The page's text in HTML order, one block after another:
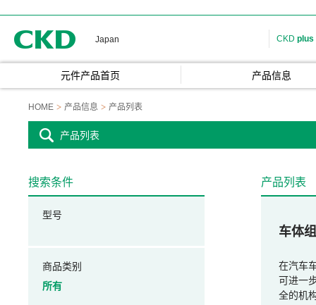
Japan CKD plus
元件产品首页 产品信息
HOME 产品信息 产品列表
产品列表
产品列表
车体
在汽车
可进一
全的机
搜索条件
型号
商品类别
所有